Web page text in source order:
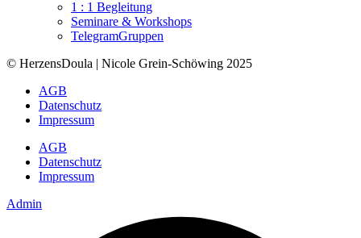
1 : 1 Begleitung
Seminare & Workshops
TelegramGruppen
© HerzensDoula | Nicole Grein-Schöwing 2025
AGB
Datenschutz
Impressum
AGB
Datenschutz
Impressum
Admin